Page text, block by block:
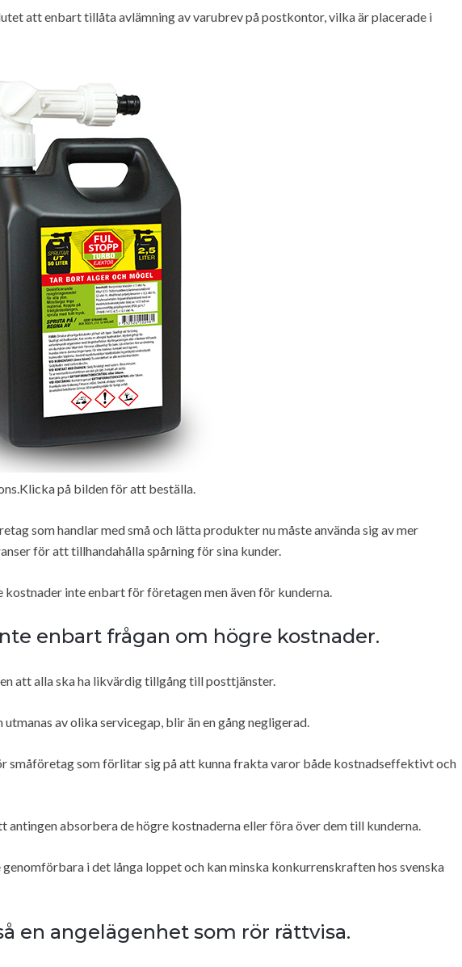
att enbart tillåta avlämning av varubrev på postkontor, vilka är placerade i
på bilden för att beställa.
som handlar med små och lätta produkter nu måste använda sig av mer
för att tillhandahålla spårning för sina kunder.
inte enbart för företagen men även för kunderna.
enbart frågan om högre kostnader.
att alla ska ha likvärdig tillgång till posttjänster.
utmanas av olika servicegap, blir än en gång negligerad.
småföretag som förlitar sig på att kunna frakta varor både kostnadseffektivt och
antingen absorbera de högre kostnaderna eller föra över dem till kunderna.
i det långa loppet och kan minska konkurrenskraften hos svenska
en angelägenhet som rör rättvisa.